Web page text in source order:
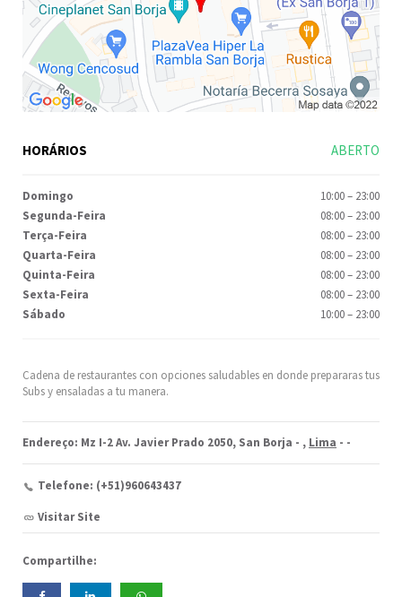
Cadena de restaurantes con opciones saludables en donde prepararas tus
Subs y ensaladas a tu manera.
Endereço: Mz I-2 Av. Javier Prado 2050, San Borja - , Lima - -
Telefone: (+51)960643437
Visitar Site
Compartilhe:
HORÁRIOS ABERTO
Domingo 10:00– 23:00
Segunda-Feira
08:00– 23:00
Terça-Feira
08:00– 23:00
Quarta-Feira
08:00– 23:00
Quinta-Feira
08:00– 23:00
Sexta-Feira
08:00– 23:00
Sábado
10:00– 23:00